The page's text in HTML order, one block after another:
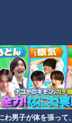
わ男子が体を張って
。
放送していない特
公開します。
・三重で放送）
ら